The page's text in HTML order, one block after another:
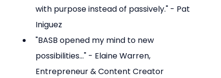
with purpose instead of passively." - Pat
Iniguez
"BASB opened my mind to new
possibilities..." - Elaine Warren,
Entrepreneur & Content Creator